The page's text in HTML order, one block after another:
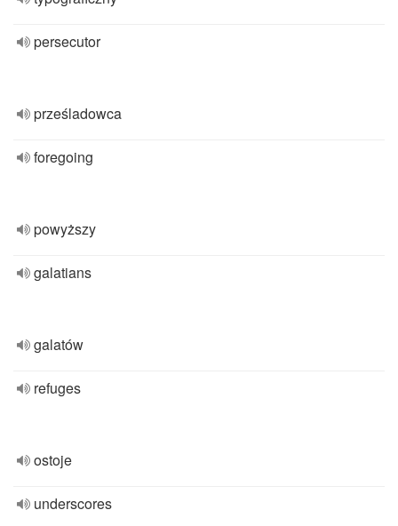
persecutor
prześladowca
foregoing
powyższy
galatians
galatów
refuges
ostoje
underscores